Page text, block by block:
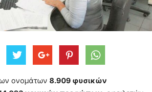
ονομάτων 8.909 φυσικών